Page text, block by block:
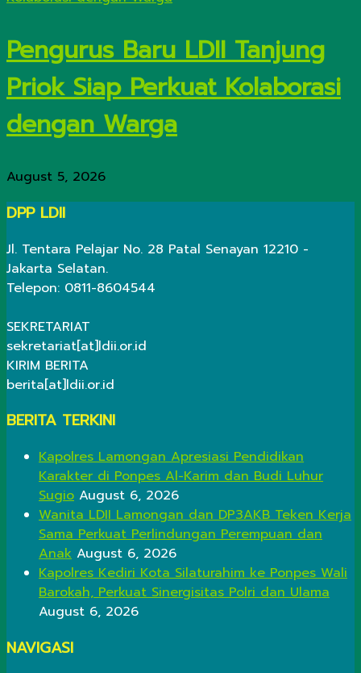
Pengurus Baru LDII Tanjung
Priok Siap Perkuat Kolaborasi
dengan Warga
August 5, 2026
DPP LDII
Jl. Tentara Pelajar No. 28 Patal Senayan 12210 -
Jakarta Selatan.
Telepon: 0811-8604544
SEKRETARIAT
sekretariat[at]ldii.or.id
KIRIM BERITA
berita[at]ldii.or.id
BERITA TERKINI
Kapolres Lamongan Apresiasi Pendidikan
Karakter di Ponpes Al-Karim dan Budi Luhur
Sugio August 6, 2026
Wanita LDII Lamongan dan DP3AKB Teken Kerja
Sama Perkuat Perlindungan Perempuan dan
Anak August 6, 2026
Kapolres Kediri Kota Silaturahim ke Ponpes Wali
Barokah, Perkuat Sinergisitas Polri dan Ulama
August 6, 2026
NAVIGASI